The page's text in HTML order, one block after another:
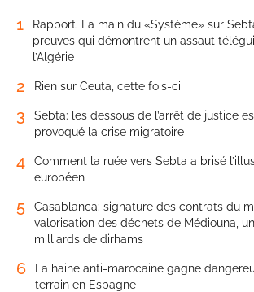
1
Rapport. La main du «Système» sur
preuves qui démontrent un assaut
l’Algérie
2 Rien sur Ceuta, cette fois-ci
3
Sebta: les dessous de l’arrêt de justice
provoqué la crise migratoire
4
Comment la ruée vers Sebta a brisé
européen
5
Casablanca: signature des contrats du
valorisation des déchets de Médiouna,
milliards de dirhams
6
La haine anti-marocaine gagne
terrain en Espagne